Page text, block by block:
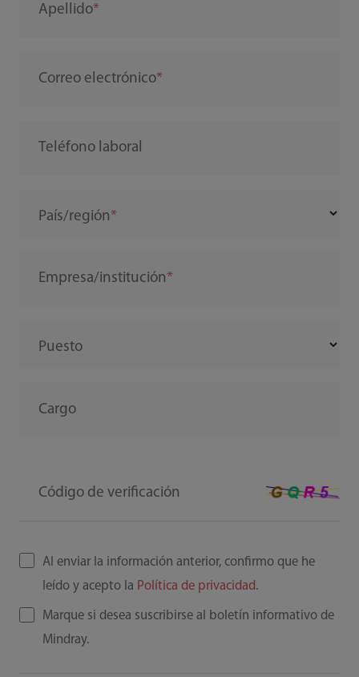
Apellido
Correo electrónico
Teléfono laboral
País/región
Empresa/institución
Puesto
Cargo
Código de verificación
Al enviar la información anterior, confirmo que he
leído y acepto la Política de privacidad.
Marque si desea suscribirse al boletín informativo de
Mindray.